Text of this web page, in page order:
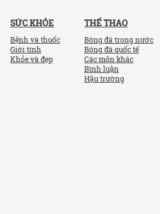
SỨC KHỎE
Bệnh và thuốc
Giới tính
Khỏe và đẹp
THỂ THAO
Bóng đá trong nước
Bóng đá quốc tế
Các môn khác
Bình luận
Hậu trường